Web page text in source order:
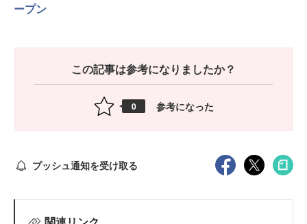
ープン
この記事は参考になりましたか？
0 参考になった
プッシュ通知を受け取る